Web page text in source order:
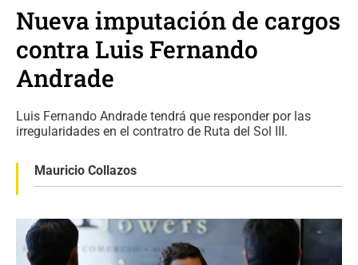
Nueva imputación de cargos
contra Luis Fernando
Andrade
Luis Fernando Andrade tendrá que responder por las
irregularidades en el contratro de Ruta del Sol III.
Mauricio Collazos